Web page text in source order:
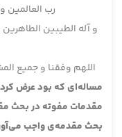
رب العالمین
و آله الطیبین
اللهم وفقنا و جمیع
مساله‌ای که بود عرض
مقدمات مفوته در بحث
بحث مقدمه‌ی واجب